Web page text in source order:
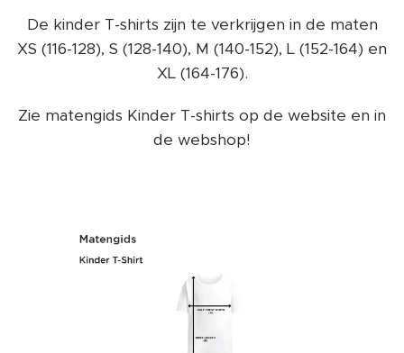
De kinder T-shirts zijn te verkrijgen in de maten
XS (116-128), S (128-140), M (140-152), L (152-164) en
XL (164-176).
Zie matengids Kinder T-shirts op de website en in
de webshop!